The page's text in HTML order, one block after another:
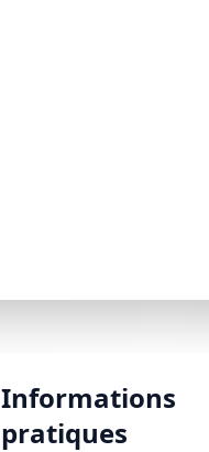
Informations
pratiques